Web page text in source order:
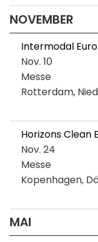
NOVEMBER
Intermodal
Nov. 10
Messe
Rotterdam,
Horizons Clean
Nov. 24
Messe
Kopenhagen,
MAI